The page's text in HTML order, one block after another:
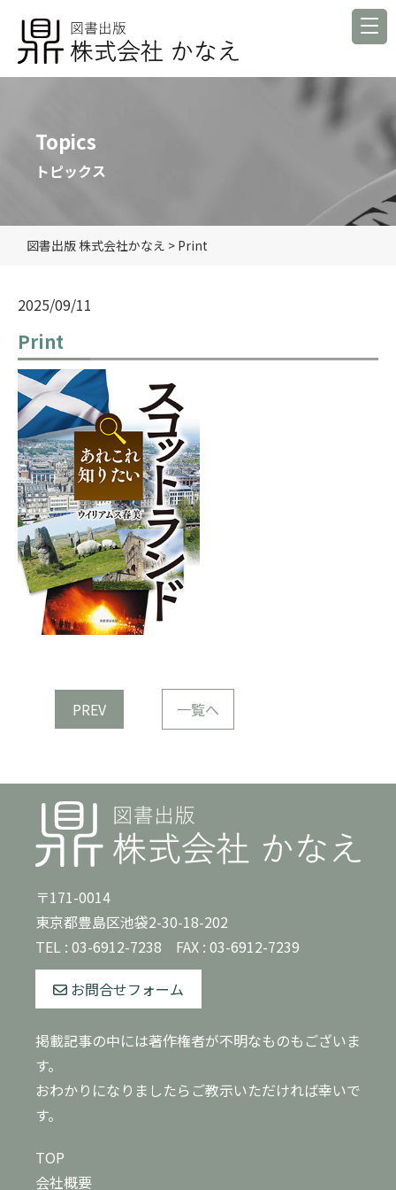
Topics
トピックス
図書出版 株式会社かなえ > Print
2025/09/11
Print
PREV 一覧へ
〒171-0014
東京都豊島区池袋2-30-18-202
TEL : 03-6912-7238 FAX : 03-6912-7239
お問合せフォーム
掲載記事の中には著作権者が不明なものもございま
す。
おわかりになりましたらご教示いただければ幸いで
す。
TOP
会社概要